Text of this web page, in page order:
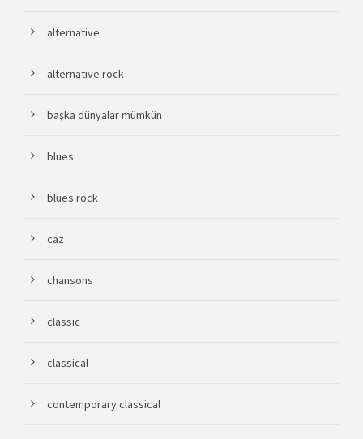
alternative
alternative rock
başka dünyalar mümkün
blues
blues rock
caz
chansons
classic
classical
contemporary classical